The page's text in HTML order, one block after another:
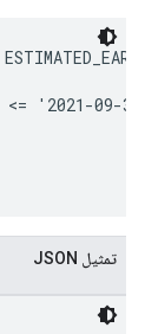
<= '2021-09-
تمثيل JSON